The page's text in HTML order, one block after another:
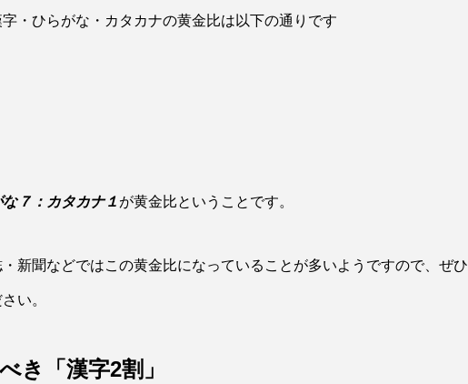
・ひらがな・カタカナの黄金比は以下の通りです
７：カタカナ１ が黄金比ということです。
新聞などではこの黄金比になっていることが多いようですので、ぜひ
い。
き「漢字2割」